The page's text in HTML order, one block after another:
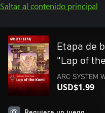
Saltar al contenido principal
Etapa de
"Lap of
ARC SYSTEM
USD$1.99